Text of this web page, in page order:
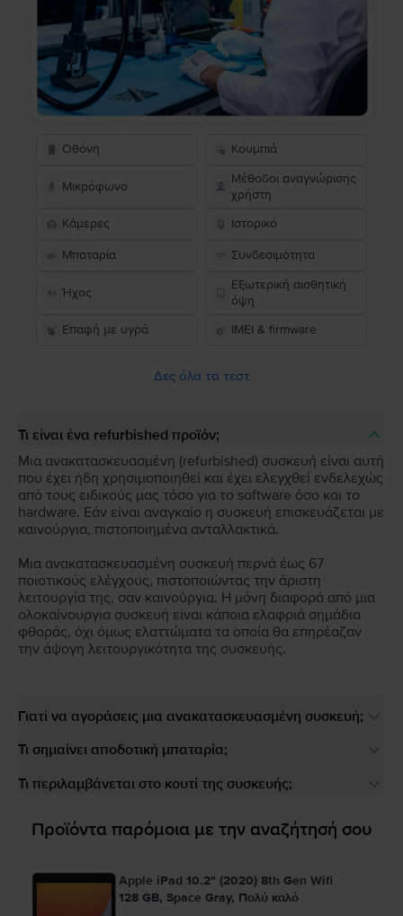
Οθόνη Κουμπιά
Μικρόφωνο
Μέθοδοι αναγνώρισης
χρήστη
Κάμερες
Ιστορικό
Μπαταρία Συνδεσιμότητα
Ήχος
Εξωτερική αισθητική
όψη
Επαφή με υγρά
IMEI & firmware
Δες όλα τα τεστ
Τι είναι ένα refurbished προϊόν;
Μια ανακατασκευασμένη (refurbished) συσκευή είναι αυτή
που έχει ήδη χρησιμοποιηθεί και έχει ελεγχθεί ενδελεχώς
από τους ειδικούς μας τόσο για το software όσο και το
hardware. Εάν είναι αναγκαίο η συσκευή επισκευάζεται με
καινούργια, πιστοποιημένα ανταλλακτικά.
Μια ανακατασκευασμένη συσκευή περνά έως 67
ποιοτικούς ελέγχους, πιστοποιώντας την άριστη
λειτουργία της, σαν καινούργια. Η μόνη διαφορά από μια
ολοκαίνουργια συσκευή είναι κάποια ελαφριά σημάδια
φθοράς, όχι όμως ελαττώματα τα οποία θα επηρέαζαν
την άψογη λειτουργικότητα της συσκευής.
Γιατί να αγοράσεις μια ανακατασκευασμένη συσκευή;
Τι σημαίνει αποδοτική μπαταρία;
Τι περιλαμβάνεται στο κουτί της συσκευής;
Προϊόντα παρόμοια με την αναζήτησή σου
Apple iPad 10.2" (2020) 8th Gen Wifi
128 GB, Space Gray, Πολύ καλό